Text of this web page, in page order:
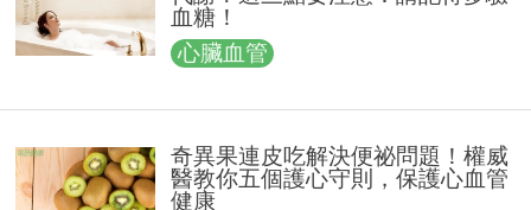
血糖！
心臟血管
奇異果連皮吃解決便祕問題！權威
醫教你五個護心守則，保護心血管
健康